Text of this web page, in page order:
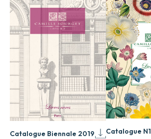
Catalogue Biennale 2019 Catalogue N1